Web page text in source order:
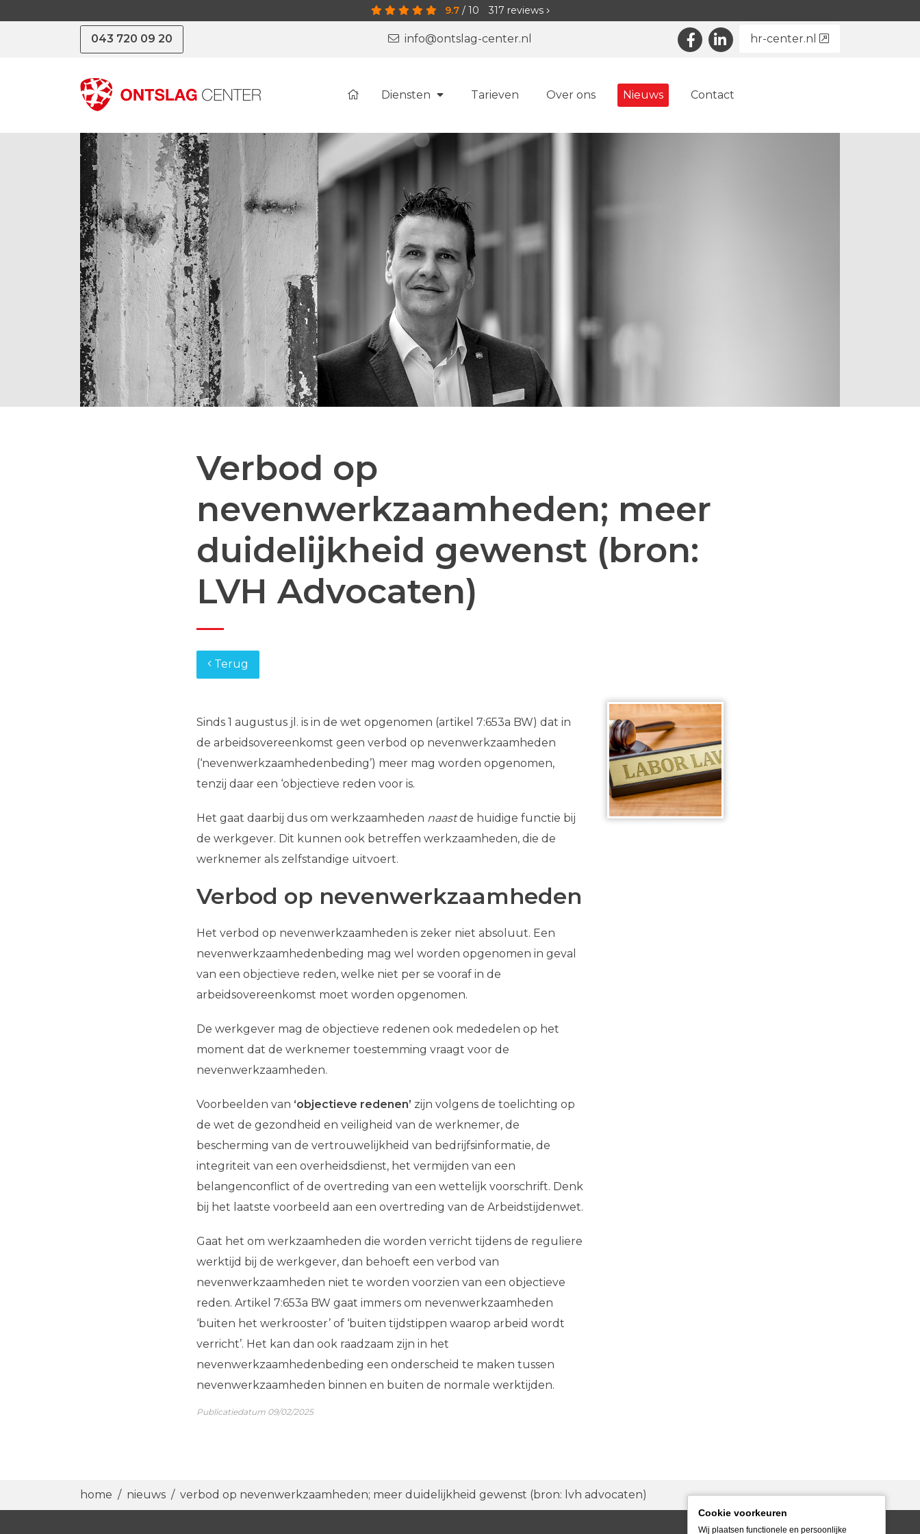
Cookie voorkeuren
Wij plaatsen functionele en persoonlijke
9.7/ 10 317 reviews
043 720 09 20 info@ontslag-center.nl hr-center.nl
Diensten Tarieven Over ons Nieuws Contact
Verbod op
nevenwerkzaamheden; meer
duidelijkheid gewenst (bron:
LVH Advocaten)
Terug
Sinds 1 augustus jl. is in de wet opgenomen (artikel 7:653a BW) dat in
de arbeidsovereenkomst geen verbod op nevenwerkzaamheden
(‘nevenwerkzaamhedenbeding’) meer mag worden opgenomen,
tenzij daar een ‘objectieve reden voor is.
Het gaat daarbij dus om werkzaamheden naastde huidige functie bij
de werkgever. Dit kunnen ook betreffen werkzaamheden, die de
werknemer als zelfstandige uitvoert.
Verbod op nevenwerkzaamheden
Het verbod op nevenwerkzaamheden is zeker niet absoluut. Een
nevenwerkzaamhedenbeding mag wel worden opgenomen in geval
van een objectieve reden, welke niet per se vooraf in de
arbeidsovereenkomst moet worden opgenomen.
De werkgever mag de objectieve redenen ook mededelen op het
moment dat de werknemer toestemming vraagt voor de
nevenwerkzaamheden.
Voorbeelden van ‘objectieve redenen’ zijn volgens de toelichting op
de wet de gezondheid en veiligheid van de werknemer, de
bescherming van de vertrouwelijkheid van bedrijfsinformatie, de
integriteit van een overheidsdienst, het vermijden van een
belangenconflict of de overtreding van een wettelijk voorschrift. Denk
bij het laatste voorbeeld aan een overtreding van de Arbeidstijdenwet.
Gaat het om werkzaamheden die worden verricht tijdens de reguliere
werktijd bij de werkgever, dan behoeft een verbod van
nevenwerkzaamheden niet te worden voorzien van een objectieve
reden. Artikel 7:653a BW gaat immers om nevenwerkzaamheden
‘buiten het werkrooster’ of ‘buiten tijdstippen waarop arbeid wordt
verricht’. Het kan dan ook raadzaam zijn in het
nevenwerkzaamhedenbeding een onderscheid te maken tussen
nevenwerkzaamheden binnen en buiten de normale werktijden.
Publicatiedatum 09/02/2025
home / nieuws / verbod op nevenwerkzaamheden; meer duidelijkheid gewenst (bron: lvh advocaten)